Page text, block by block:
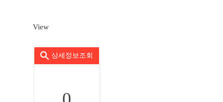
View
상세정보조회